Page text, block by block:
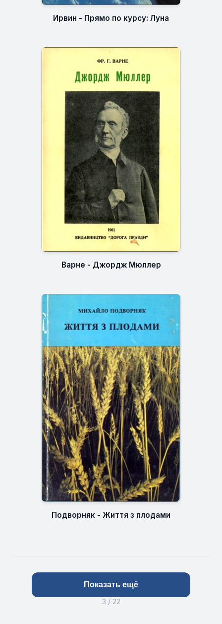
Ирвин - Прямо по курсу: Луна
Варне - Джордж Мюллер
Подворняк - Життя з плодами
Показать ещё
3 / 22